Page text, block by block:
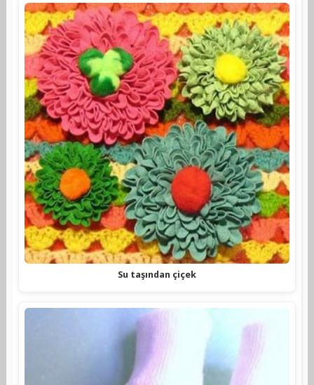
Su taşından çiçek